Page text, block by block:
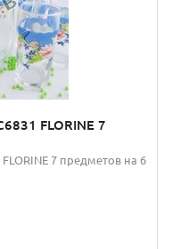
FLORINE 7
7 предметов на 6